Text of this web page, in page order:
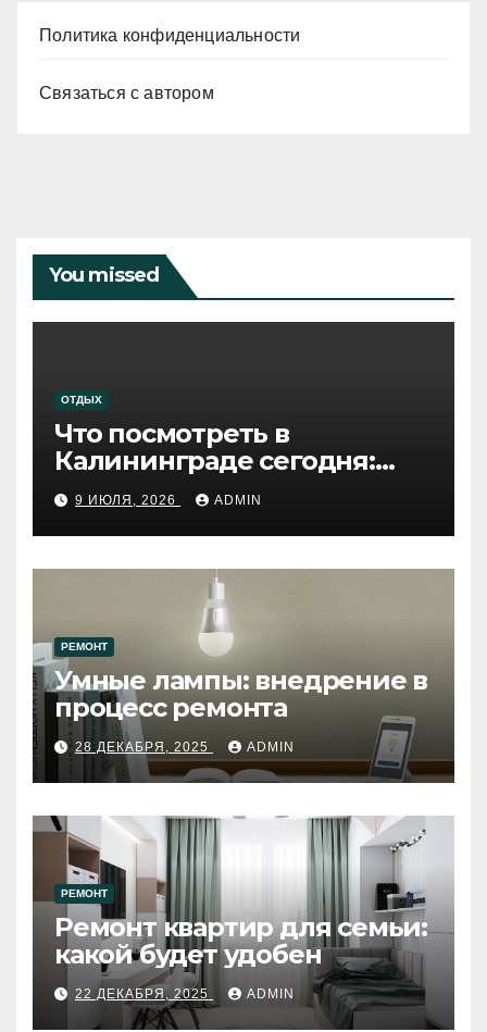
Политика конфиденциальности
Связаться с автором
You missed
ОТДЫХ
Что посмотреть в
Калининграде сегодня:
путеводитель по самому
западному городу России
9 ИЮЛЯ, 2026 ADMIN
РЕМОНТ
Умные лампы: внедрение в
процесс ремонта
28 ДЕКАБРЯ, 2025 ADMIN
РЕМОНТ
Ремонт квартир для семьи:
какой будет удобен
22 ДЕКАБРЯ, 2025 ADMIN